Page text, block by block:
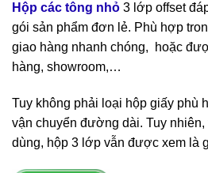
Hộp các tông nhỏ 3 lớp offset
gói sản phẩm đơn lẻ. Phù hợp
giao hàng nhanh chóng, hoặc
hàng, showroom,…
Tuy không phải loại hộp giấy phù
vận chuyển đường dài. Tuy
dùng, hộp 3 lớp vẫn được xem là